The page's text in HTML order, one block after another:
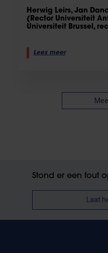
Herwig Leirs, Jan
(Rector Universiteit
Universiteit Brussel,
Lees meer
Stond er een fout
Laat